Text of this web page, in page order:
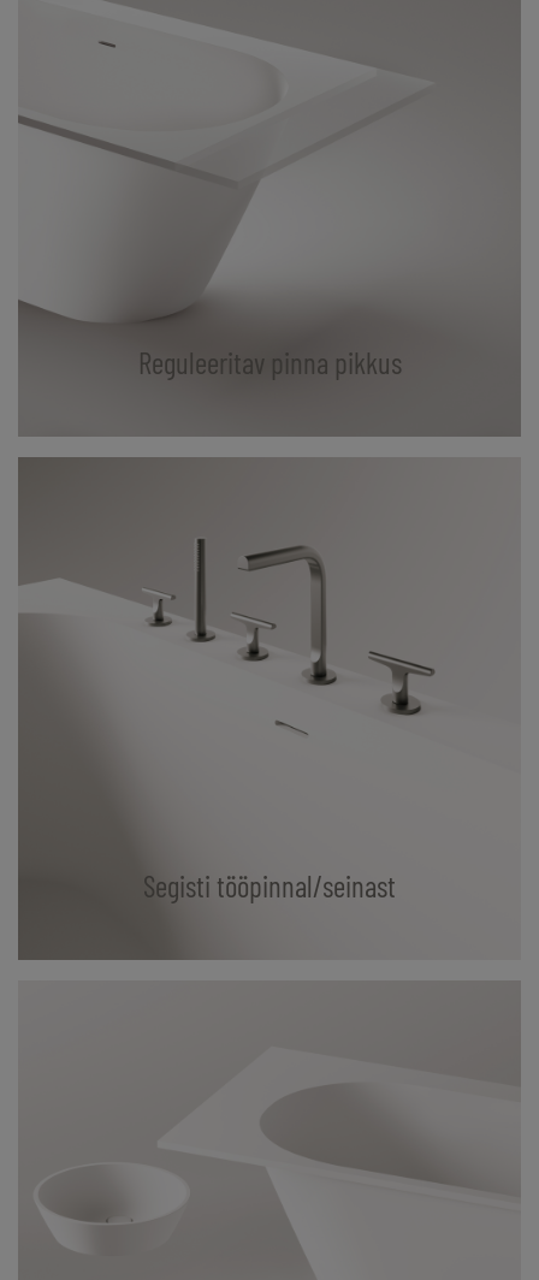
Reguleeritav pinna pikkus
Segisti tööpinnal/seinast